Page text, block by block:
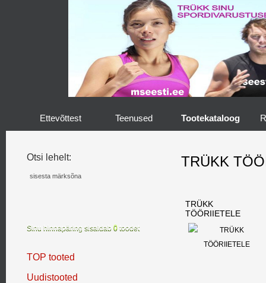
Ettevõttest Teenused Tootekataloog
Otsi lehelt:
Sinu hinnapäring sisaldab 0 toodet
TOP tooted
Uudistooted
TRÜKK
TRÜKK
TÖÖRIIETELE